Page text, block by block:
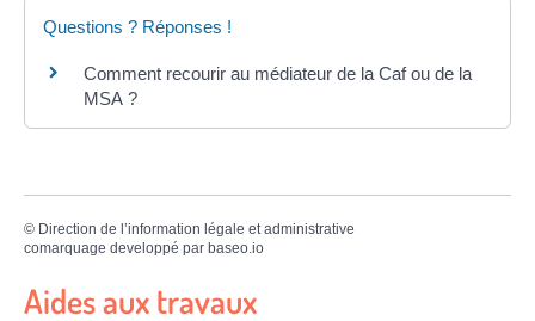
Questions ? Réponses !
Comment recourir au médiateur de la Caf ou de la
MSA ?
© Direction de l’information légale et administrative
comarquage developpé par baseo.io
Aides aux travaux